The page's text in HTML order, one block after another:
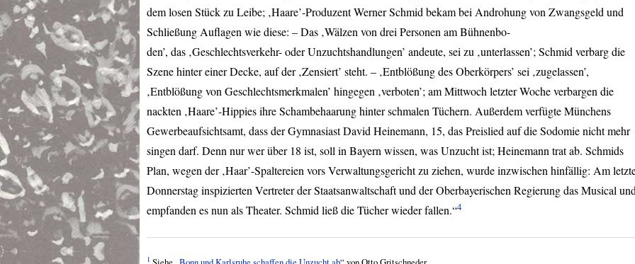
dem losen Stück zu Leibe; ‚Haare’-Produzent Werner Schmid bekam bei Androhung von Zwangsgeld und
Schließung Auflagen wie diese: – Das ‚Wälzen von drei Personen am Bühnenbo-
den’, das ‚Geschlechtsverkehr- oder Unzuchtshandlungen’ andeute, sei zu ‚unterlassen’; Schmid verbarg die
Szene hinter einer Decke, auf der ‚Zensiert’ steht. – ‚Entblößung des Oberkörpers’ sei ‚zugelassen’,
‚Entblößung von Geschlechtsmerkmalen’ hingegen ‚verboten’; am Mittwoch letzter Woche verbargen die
nackten ‚Haare’-Hippies ihre Schambehaarung hinter schmalen Tüchern. Außerdem verfügte Münchens
Gewerbeaufsichtsamt, dass der Gymnasiast David Heinemann, 15, das Preislied auf die Sodomie nicht mehr
singen darf. Denn nur wer über 18 ist, soll in Bayern wissen, was Unzucht ist; Heinemann trat ab. Schmids
Plan, wegen der ‚Haar’-Spaltereien vors Verwaltungsgericht zu ziehen, wurde inzwischen hinfällig: Am
Donnerstag inspizierten Vertreter der Staatsanwaltschaft und der Oberbayerischen Regierung das Musical
empfanden es nun als Theater. Schmid ließ die Tücher wieder fallen.“4
1